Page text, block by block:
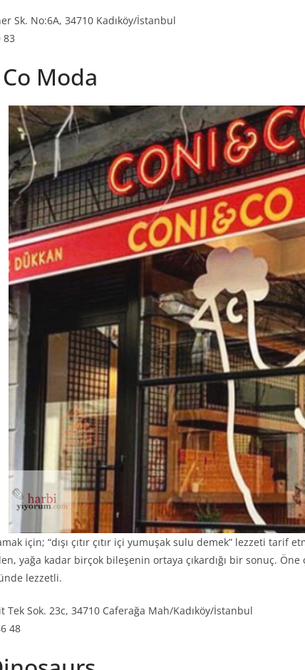
Sk. No:6A, 34710 Kadıköy/İstanbul
83
Moda
için; “dışı çıtır çıtır içi yumuşak sulu demek” lezzeti
yağa kadar birçok bileşenin ortaya çıkardığı bir sonuç.
lezzetli.
Tek Sok. 23c, 34710 Caferağa Mah/Kadıköy/İstanbul
48